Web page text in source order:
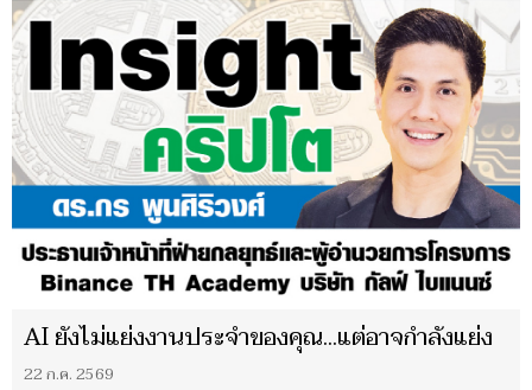
AI ยังไม่แย่งงานประจำของคุณ...แต่อาจกำลังแย่ง
22 ก.ค. 2569